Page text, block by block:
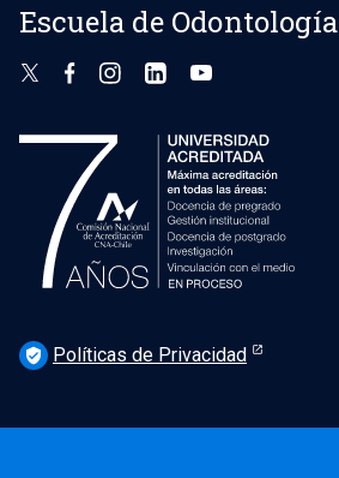
Escuela de Odontología
verified_user Políticas de Privacidad